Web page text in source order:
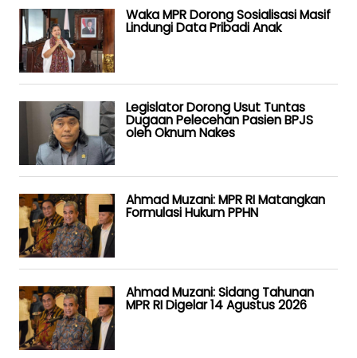
Waka MPR Dorong Sosialisasi Masif
Lindungi Data Pribadi Anak
Legislator Dorong Usut Tuntas
Dugaan Pelecehan Pasien BPJS
oleh Oknum Nakes
Ahmad Muzani: MPR RI Matangkan
Formulasi Hukum PPHN
Ahmad Muzani: Sidang Tahunan
MPR RI Digelar 14 Agustus 2026